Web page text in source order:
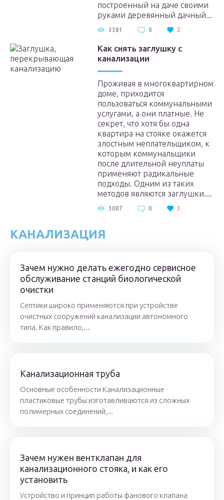
построенный на даче своими
руками деревянный дачный...
3381 0 2
Как снять заглушку с
канализации
Проживая в многоквартирном
доме, приходится
пользоваться коммунальными
услугами, а они платные. Не
секрет, что хотя бы одна
квартира на стояке окажется
злостным неплательщиком, к
которым коммунальщики
после длительной неуплаты
применяют радикальные
подходы. Одним из таких
методов являются заглушки....
3087 0 3
КАНАЛИЗАЦИЯ
Зачем нужно делать ежегодно сервисное
обслуживание станций биологической
очистки
Септики широко применяются при устройстве
очистных сооружений канализации автономного
типа. Как правило,...
Канализационная труба
Основные особенности Канализационные
пластиковые трубы изготавливаются из сложных
полимерных соединений,...
Зачем нужен вентклапан для
канализационного стояка, и как его
установить
Устройство и принцип работы фанового клапана